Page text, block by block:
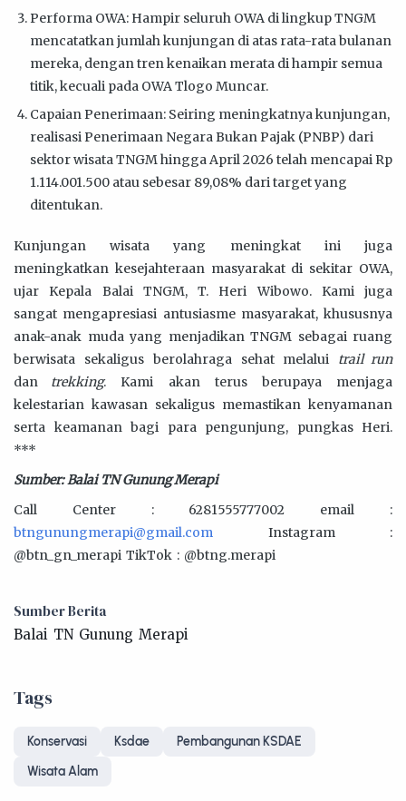
Performa OWA: Hampir seluruh OWA di lingkup TNGM
mencatatkan jumlah kunjungan di atas rata-rata bulanan
mereka, dengan tren kenaikan merata di hampir semua
titik, kecuali pada OWA Tlogo Muncar.
Capaian Penerimaan: Seiring meningkatnya kunjungan,
realisasi Penerimaan Negara Bukan Pajak (PNBP) dari
sektor wisata TNGM hingga April 2026 telah mencapai Rp
1.114.001.500 atau sebesar 89,08% dari target yang
ditentukan.
Kunjungan wisata yang meningkat ini juga
meningkatkan kesejahteraan masyarakat di sekitar OWA,
ujar Kepala Balai TNGM, T. Heri Wibowo. Kami juga
sangat mengapresiasi antusiasme masyarakat, khususnya
anak-anak muda yang menjadikan TNGM sebagai ruang
berwisata sekaligus berolahraga sehat melalui trail run
dan trekking. Kami akan terus berupaya menjaga
kelestarian kawasan sekaligus memastikan kenyamanan
serta keamanan bagi para pengunjung, pungkas Heri.
***
Sumber: Balai TN Gunung Merapi
Call Center : 6281555777002 email :
btngunungmerapi@gmail.com Instagram :
@btn_gn_merapi TikTok : @btng.merapi
Sumber Berita
Balai TN Gunung Merapi
Tags
Konservasi Ksdae
Pembangunan KSDAE
Wisata Alam